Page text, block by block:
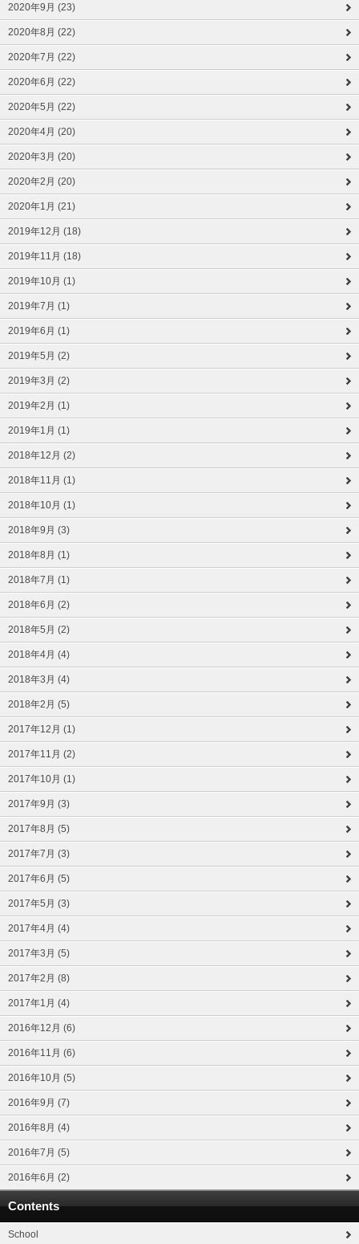
2020年9月 (23)
2020年8月 (22)
2020年7月 (22)
2020年6月 (22)
2020年5月 (22)
2020年4月 (20)
2020年3月 (20)
2020年2月 (20)
2020年1月 (21)
2019年12月 (18)
2019年11月 (18)
2019年10月 (1)
2019年7月 (1)
2019年6月 (1)
2019年5月 (2)
2019年3月 (2)
2019年2月 (1)
2019年1月 (1)
2018年12月 (2)
2018年11月 (1)
2018年10月 (1)
2018年9月 (3)
2018年8月 (1)
2018年7月 (1)
2018年6月 (2)
2018年5月 (2)
2018年4月 (4)
2018年3月 (4)
2018年2月 (5)
2017年12月 (1)
2017年11月 (2)
2017年10月 (1)
2017年9月 (3)
2017年8月 (5)
2017年7月 (3)
2017年6月 (5)
2017年5月 (3)
2017年4月 (4)
2017年3月 (5)
2017年2月 (8)
2017年1月 (4)
2016年12月 (6)
2016年11月 (6)
2016年10月 (5)
2016年9月 (7)
2016年8月 (4)
2016年7月 (5)
2016年6月 (2)
Contents
School